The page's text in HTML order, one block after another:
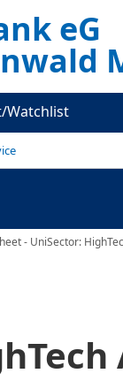
eG
Watchlist
- UniSector: